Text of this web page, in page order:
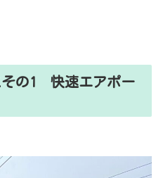
その1 快速エアポー